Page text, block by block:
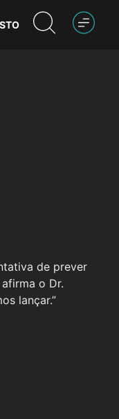
de prever
o Dr.
lançar.”